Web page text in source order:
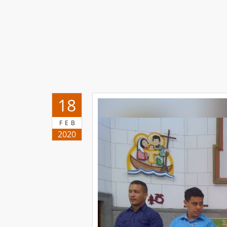
18
FEB
2020